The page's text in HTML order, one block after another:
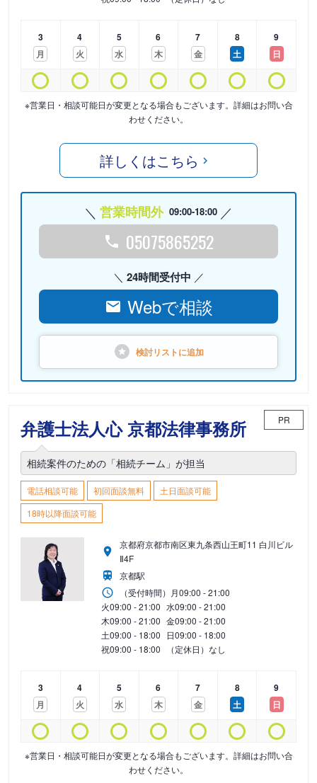
3
月
4
火
5
水
6
木
7
金
8
土
9
日
※営業日・相談可能日が変更となる場合もございます。詳細はお問い合
わせください。
詳しくはこちら
営業時間外 09:00-18:00
05075865252
24時間受付中
Webで相談
検討リストに追加
弁護士法人心 京都法律事務所 PR
相続案件のための「相続チーム」が担当
電話相談可能 初回面談無料
土日面談可能
18時以降面談可能
京都府京都市南区東九条西山王町11 白川ビル
Ⅱ4F
京都駅
（受付時間） 月09:00 - 21:00
火09:00 - 21:00 水09:00 - 21:00
木09:00 - 21:00 金09:00 - 21:00
土09:00 - 18:00 日09:00 - 18:00
祝09:00 - 18:00 （定休日）なし
3
月
4
火
5
水
6
木
7
金
8
土
9
日
※営業日・相談可能日が変更となる場合もございます。詳細はお問い合
わせください。